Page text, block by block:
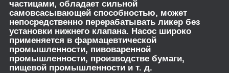
частицами, обладает сильной
самовсасывающей способностью, может
непосредственно перерабатывать ликер без
установки нижнего клапана. Насос широко
применяется в фармацевтической
промышленности, пивоваренной
промышленности, производстве бумаги,
пищевой промышленности и т. д.